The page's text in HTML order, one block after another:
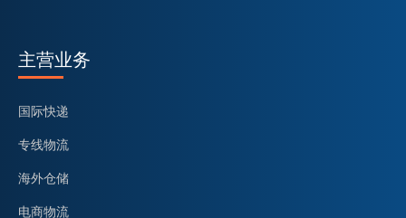
主营业务
国际快递
专线物流
海外仓储
电商物流